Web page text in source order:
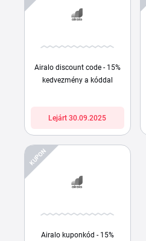
Airalo discount code - 15%
kedvezmény a kóddal
Lejárt 30.09.2025
KUPON
Airalo kuponkód - 15%